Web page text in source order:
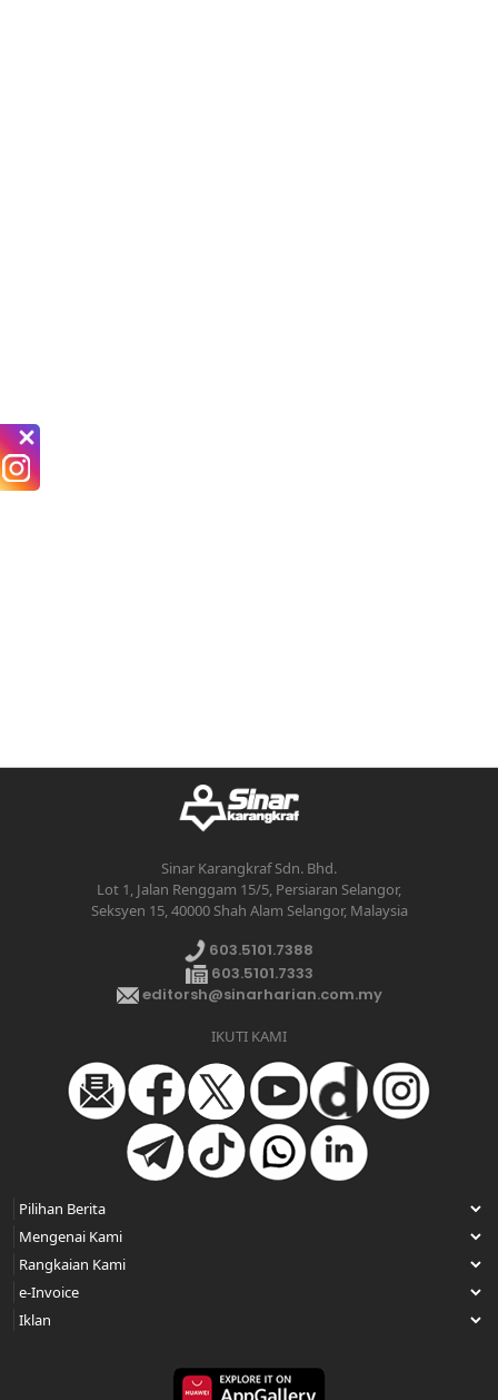
Sinar Karangkraf Sdn. Bhd.
Lot 1, Jalan Renggam 15/5, Persiaran Selangor,
Seksyen 15, 40000 Shah Alam Selangor, Malaysia
603.5101.7388
603.5101.7333
editorsh@sinarharian.com.my
IKUTI KAMI